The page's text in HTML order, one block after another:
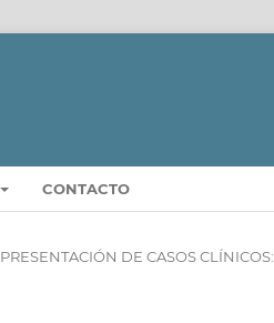
CONTACTO
PRESENTACIÓN DE CASOS CLÍNICOS: